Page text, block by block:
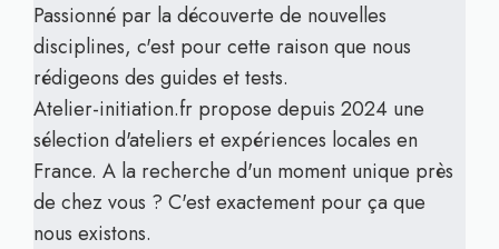
Passionné par la découverte de nouvelles
disciplines, c'est pour cette raison que nous
rédigeons des guides et tests.
Atelier-initiation.fr propose depuis 2024 une
sélection d'ateliers et expériences locales en
France. A la recherche d'un moment unique près
de chez vous ? C'est exactement pour ça que
nous existons.